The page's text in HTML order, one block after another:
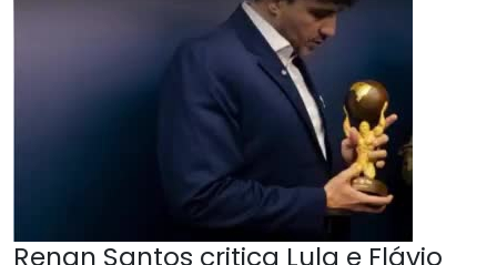
Renan Santos critica Lula e Flávio